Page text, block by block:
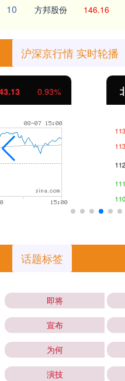
10 方邦股份 146.16
沪深京行情 实时轮播
北证50
话题标签
即将
宣布
为何
演技